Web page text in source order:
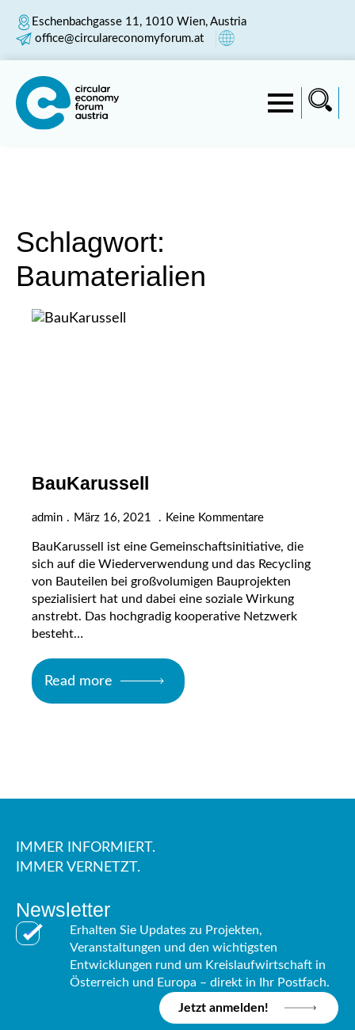
Eschenbachgasse 11, 1010 Wien, Austria
office@circulareconomyforum.at
Schlagwort:
Baumaterialien
BauKarussell
admin März 16, 2021 Keine Kommentare
BauKarussell ist eine Gemeinschaftsinitiative, die
sich auf die Wiederverwendung und das Recycling
von Bauteilen bei großvolumigen Bauprojekten
spezialisiert hat und dabei eine soziale Wirkung
anstrebt. Das hochgradig kooperative Netzwerk
besteht…
Read more
IMMER INFORMIERT.
IMMER VERNETZT.
Newsletter
Erhalten Sie Updates zu Projekten,
Veranstaltungen und den wichtigsten
Entwicklungen rund um Kreislaufwirtschaft in
Österreich und Europa – direkt in Ihr Postfach.
Jetzt anmelden!